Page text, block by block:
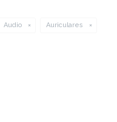
Audio
Auriculares